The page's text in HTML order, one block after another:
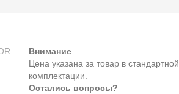
Внимание
Цена указана за товар в стандартной
комплектации.
Остались вопросы?